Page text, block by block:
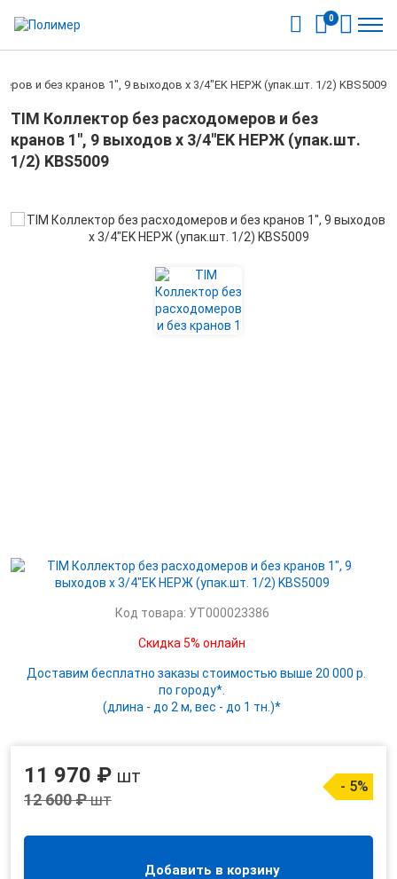
0
и без кранов 1", 9 выходов x 3/4"EK НЕРЖ (упак.шт. 1/2) KBS5009
TIM Коллектор без расходомеров и без
кранов 1", 9 выходов x 3/4"EK НЕРЖ (упак.шт.
1/2) KBS5009
Код товара: УТ000023386
Скидка 5% онлайн
Доставим бесплатно заказы стоимостью выше 20 000 р.
по городу*.
(длина - до 2 м, вес - до 1 тн.)*
11 970 ₽ шт
12 600 ₽шт
- 5%
Добавить в корзину